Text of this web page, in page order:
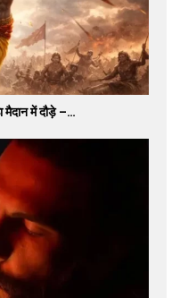
मैदान में दौड़े –…